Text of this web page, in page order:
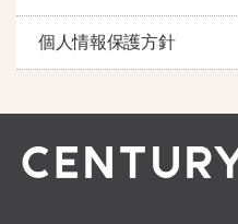
個人情報保護方針